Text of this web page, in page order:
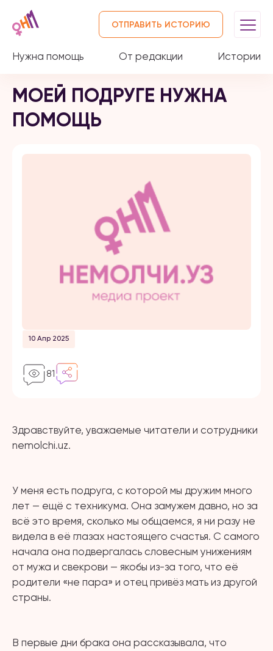
Нужна помощь От редакции Истории
ОТПРАВИТЬ ИСТОРИЮ
МОЕЙ ПОДРУГЕ НУЖНА
ПОМОЩЬ
10 Апр 2025
81
Здравствуйте, уважаемые читатели и сотрудники
nemolchi.uz.
У меня есть подруга, с которой мы дружим много
лет — ещё с техникума. Она замужем давно, но за
всё это время, сколько мы общаемся, я ни разу не
видела в её глазах настоящего счастья. С самого
начала она подвергалась словесным унижениям
от мужа и свекрови — якобы из-за того, что её
родители «не пара» и отец привёз мать из другой
страны.
В первые дни брака она рассказывала, что